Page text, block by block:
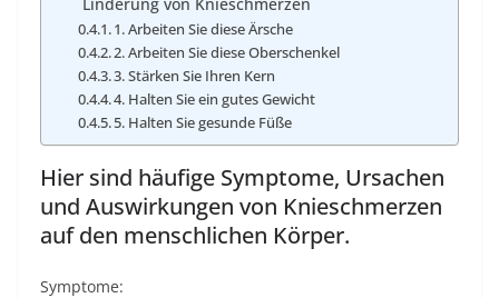
1. Arbeiten Sie diese Ärsche
2. Arbeiten Sie diese Oberschenkel
3. Stärken Sie Ihren Kern
4. Halten Sie ein gutes Gewicht
5. Halten Sie gesunde Füße
Hier sind häufige Symptome, Ursachen
und Auswirkungen von Knieschmerzen
auf den menschlichen Körper.
Symptome: